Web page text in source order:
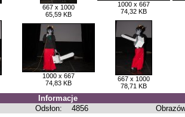
667 x 1000
65,59 KB
1000 x 667
74,32 KB
1000 x 667
74,83 KB
667 x 1000
78,71 KB
Informacje
Odsłon: 4856